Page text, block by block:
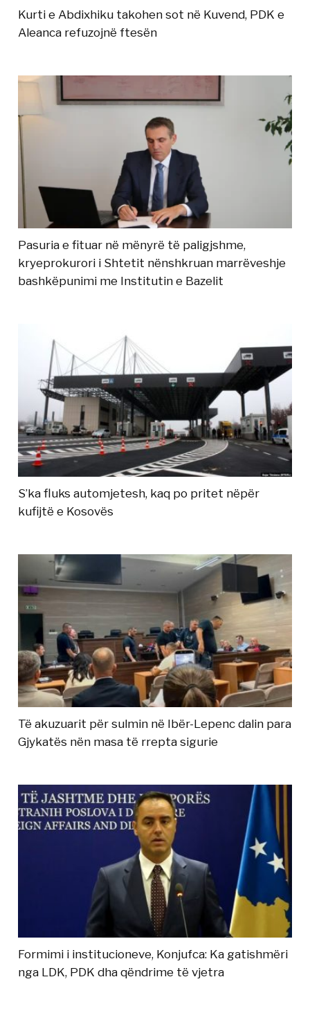
Kurti e Abdixhiku takohen sot në Kuvend, PDK e
Aleanca refuzojnë ftesën
Pasuria e fituar në mënyrë të paligjshme,
kryeprokurori i Shtetit nënshkruan marrëveshje
bashkëpunimi me Institutin e Bazelit
S’ka fluks automjetesh, kaq po pritet nëpër
kufijtë e Kosovës
Të akuzuarit për sulmin në Ibër-Lepenc dalin para
Gjykatës nën masa të rrepta sigurie
Formimi i institucioneve, Konjufca: Ka gatishmëri
nga LDK, PDK dha qëndrime të vjetra